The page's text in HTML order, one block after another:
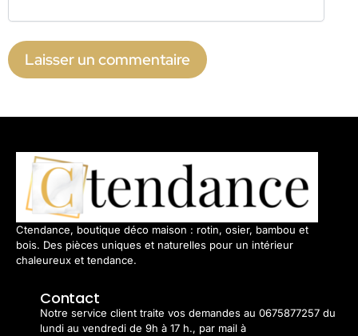
Ctendance, boutique déco maison : rotin, osier, bambou et
bois. Des pièces uniques et naturelles pour un intérieur
chaleureux et tendance.
Contact
Notre service client traite vos demandes au 0675877257 du
lundi au vendredi de 9h à 17 h., par mail à